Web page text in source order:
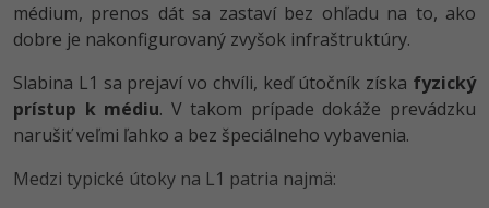
Pre deti
Fórum
Elektronický podpis
Windows
Kurzy dizajnu
HTML/CSS -80%
Príbehy absolventov
médium, prenos dát sa zastaví bez ohľadu na to, ako
dobre je nakonfigurovaný zvyšok infraštruktúry.
Slabina L1 sa prejaví vo chvíli, keď útočník získa fyzický
prístup k médiu. V takom prípade dokáže prevádzku
narušiť veľmi ľahko a bez špeciálneho vybavenia.
Medzi typické útoky na L1 patria najmä: